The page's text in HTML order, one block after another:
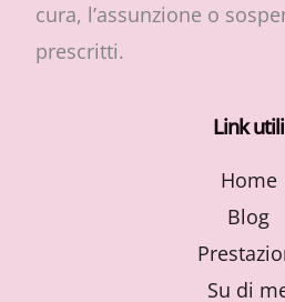
cura, l’assunzione o
prescritti.
Link utili
Home
Blog
Su di